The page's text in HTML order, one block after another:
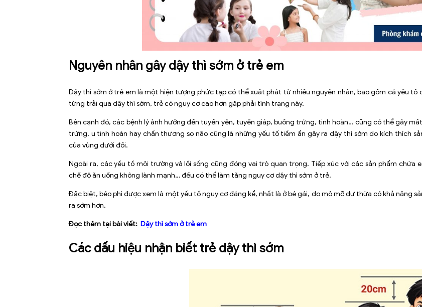
Nguyên nhân gây dậy thì sớm ở trẻ em
Dậy thì sớm ở trẻ em là một hiện tượng phức tạp có thể xuất phát từ nhiều nguyên nhân, bao gồm cả yếu tố
từng trải qua dậy thì sớm, trẻ có nguy cơ cao hơn gặp phải tình trạng này.
Bên cạnh đó, các bệnh lý ảnh hưởng đến tuyến yên, tuyến giáp, buồng trứng, tinh hoàn… cũng có thể gây
trứng, u tinh hoàn hay chấn thương sọ não cũng là những yếu tố tiềm ẩn gây ra dậy thì sớm do kích thích
của vùng dưới đồi.
Ngoài ra, các yếu tố môi trường và lối sống cũng đóng vai trò quan trọng. Tiếp xúc với các sản phẩm chứa
chế độ ăn uống không lành mạnh… đều có thể làm tăng nguy cơ dậy thì sớm ở trẻ.
Đặc biệt, béo phì được xem là một yếu tố nguy cơ đáng kể, nhất là ở bé gái, do mô mỡ dư thừa có khả năng
ra sớm hơn.
Đọc thêm tại bài viết: Dậy thì sớm ở trẻ em
Các dấu hiệu nhận biết trẻ dậy thì sớm